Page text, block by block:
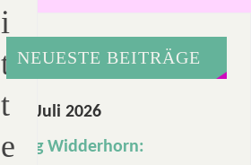
i
t
t
e
NEUESTE BEITRÄGE
21. Juli 2026
Burg Widderhorn: